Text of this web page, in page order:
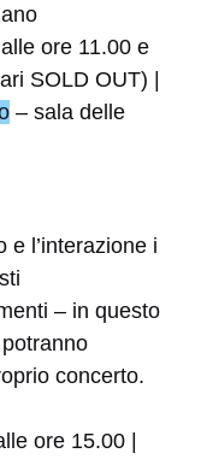
ore 11.00 e
SOLD OUT) |
– sala delle
e l’interazione i
– in questo
concerto.
ore 15.00 |